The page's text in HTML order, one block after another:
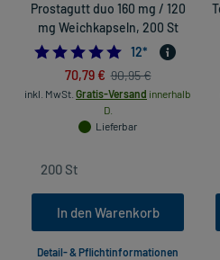
Prostagutt duo 160 mg / 120
mg Weichkapseln, 200 St
12*
70,79 € 90,95 €
inkl. MwSt. Gratis-Versand innerhalb
D.
Lieferbar
In den Warenkorb
Detail- & Pflichtinformationen